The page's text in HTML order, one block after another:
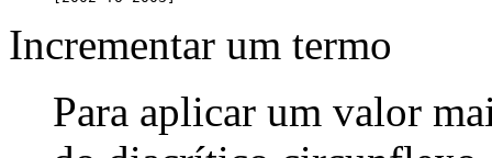
Incrementar um termo
Para aplicar um valor